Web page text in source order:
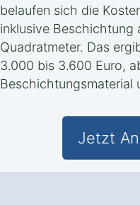
belaufen sich die
inklusive
Quadratmeter. Das
3.000 bis 3.600 Euro,
Beschichtungsmaterial
Jetzt